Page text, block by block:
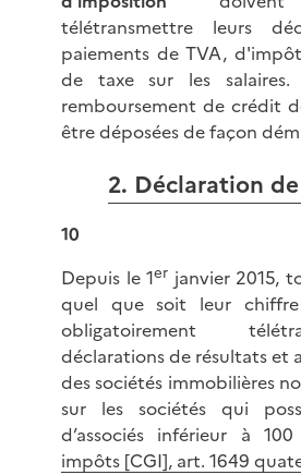
télétransmettre leurs
paiements de TVA,
de taxe sur les salaires.
remboursement de crédit
être déposées de façon
2. Déclaration
10
Depuis le 1er janvier 2015,
quel que soit leur
obligatoirement
déclarations de résultats et
des sociétés immobilières
sur les sociétés qui
d’associés inférieur à
impôts [CGI], art. 1649